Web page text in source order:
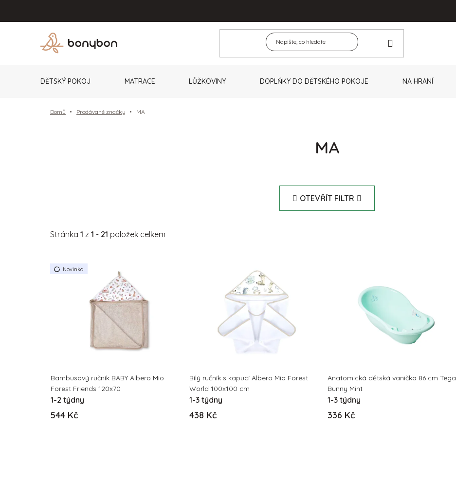
DĚTSKÝ POKOJ MATRACE LŮŽKOVINY DOPLŇKY DO DĚTSKÉHO POKOJE NA HRANÍ
Domů Prodávané značky MA
MA
OTEVŘÍT FILTR
Stránka 1 z 1 - 21 položek celkem
V
ý
u
k
t
ů
Novinka
Bambusový ručník BABY Albero Mio
Forest Friends 120x70
1-2 týdny
544 Kč
Bílý ručník s kapucí Albero Mio Forest
World 100x100 cm
1-3 týdny
438 Kč
Anatomická dětská vanička 86 cm Tega
Bunny Mint
1-3 týdny
336 Kč